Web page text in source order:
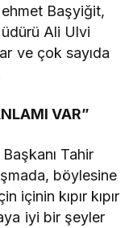
Başyiğit,
Ali Ulvi
ve çok sayıda
VAR”
Tahir
böylesine
içinin kıpır kıpır
iyi bir şeyler